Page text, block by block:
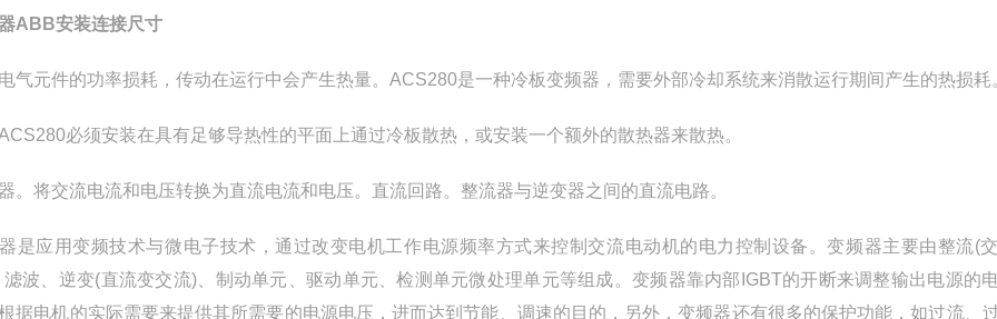
ABB安装连接尺寸
气元件的功率损耗，传动在运行中会产生热量。ACS280是一种冷板变频器，需要外部冷却系统来消散运行期间产生的热损耗
必须安装在具有足够导热性的平面上通过冷板散热，或安装一个额外的散热器来散热。
。将交流电流和电压转换为直流电流和电压。直流回路。整流器与逆变器之间的直流电路。
是应用变频技术与微电子技术，通过改变电机工作电源频率方式来控制交流电动机的电力控制设备。变频器主要由整流(
滤波、逆变(直流变交流)、制动单元、驱动单元、检测单元微处理单元等组成。变频器靠内部IGBT的开断来调整输出电源的
据电机的实际需要来提供其所需要的电源电压，进而达到节能、调速的目的，另外，变频器还有很多的保护功能，如过流、